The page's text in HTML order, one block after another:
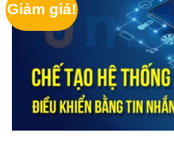
Giảm giá!